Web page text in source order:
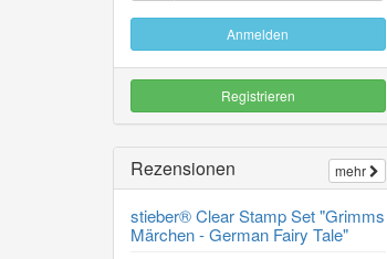
Anmelden
Registrieren
mehr
Rezensionen
stieber® Clear Stamp Set "Grimms
Märchen - German Fairy Tale"